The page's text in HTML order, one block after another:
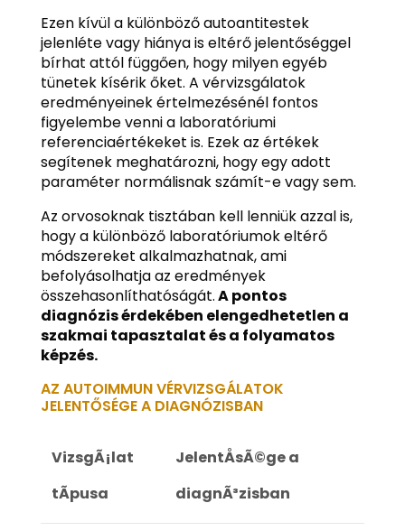
Ezen kívül a különböző autoantitestek
jelenléte vagy hiánya is eltérő jelentőséggel
bírhat attól függően, hogy milyen egyéb
tünetek kísérik őket. A vérvizsgálatok
eredményeinek értelmezésénél fontos
figyelembe venni a laboratóriumi
referenciaértékeket is. Ezek az értékek
segítenek meghatározni, hogy egy adott
paraméter normálisnak számít-e vagy sem.
Az orvosoknak tisztában kell lenniük azzal is,
hogy a különböző laboratóriumok eltérő
módszereket alkalmazhatnak, ami
befolyásolhatja az eredmények
összehasonlíthatóságát.A pontos
diagnózis érdekében elengedhetetlen a
szakmai tapasztalat és a folyamatos
képzés.
AZ AUTOIMMUN VÉRVIZSGÁLATOK
JELENTŐSÉGE A DIAGNÓZISBAN
VizsgÃ¡lat
tÃ­pusa
JelentÅsÃ©ge a
diagnÃ³zisban